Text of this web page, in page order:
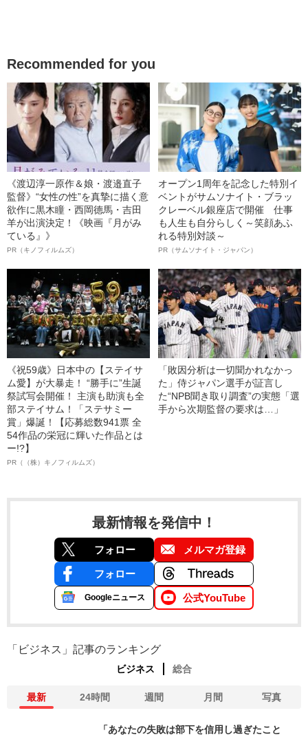
Recommended for you
《渡辺淳一原作＆娘・渡邉直子
監督》“女性の性”を真摯に描く意
欲作に黒木瞳・西岡德馬・吉田
羊が出演決定！《映画『月がみ
ている』》
PR（キノフィルムズ）
オープン1周年を記念した特別イ
ベントがサムソナイト・ブラッ
クレーベル銀座店で開催 仕事
も人生も自分らしく～笑顔あふ
れる特別対談～
PR（サムソナイト・ジャパン）
《祝59歳》日本中の【ステイサ
ム愛】が大暴走！ “勝手に”生誕
祭試写会開催！ 主演も助演も全
部ステイサム！「ステサミー
賞」爆誕！【応募総数941票 全
54作品の栄冠に輝いた作品とは
ー!?】
PR（（株）キノフィルムズ）
「敗因分析は一切聞かれなかっ
た」侍ジャパン選手が証言し
た“NPB聞き取り調査”の実態「選
手から次期監督の要求は…」
最新情報を発信中！
フォロー メルマガ登録
フォロー
Googleニュース 公式YouTube
「ビジネス」記事のランキング
ビジネス 総合
最新 24時間 週間 月間 写真
「あなたの失敗は部下を信用し過ぎたこと